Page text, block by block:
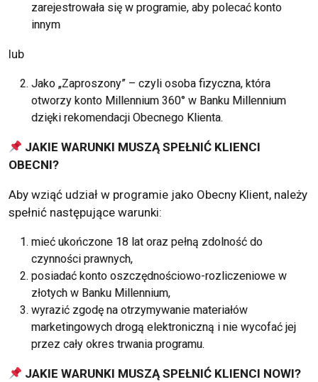
zarejestrowała się w programie, aby polecać konto
innym
lub
Jako „Zaproszony” – czyli osoba fizyczna, która
otworzy konto Millennium 360° w Banku Millennium
dzięki rekomendacji Obecnego Klienta.
JAKIE WARUNKI MUSZĄ SPEŁNIĆ KLIENCI
OBECNI?
Aby wziąć udział w programie jako Obecny Klient, należy
spełnić następujące warunki:
mieć ukończone 18 lat oraz pełną zdolność do
czynności prawnych,
posiadać konto oszczędnościowo-rozliczeniowe w
złotych w Banku Millennium,
wyrazić zgodę na otrzymywanie materiałów
marketingowych drogą elektroniczną i nie wycofać jej
przez cały okres trwania programu.
JAKIE WARUNKI MUSZĄ SPEŁNIĆ KLIENCI NOWI?